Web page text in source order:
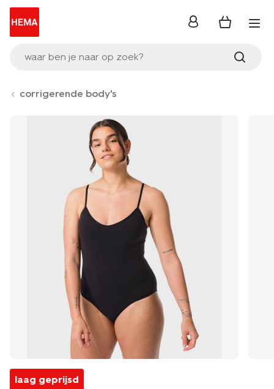
waar ben je naar op zoek?
inloggen
corrigerende body's
laag geprijsd